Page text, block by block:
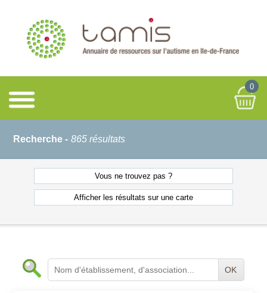
0
Recherche - 865 résultats
Vous ne trouvez pas ?
Afficher les résultats sur une carte
OK